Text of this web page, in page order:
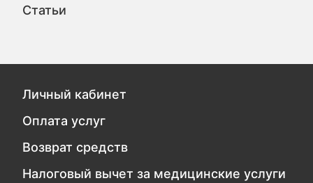
Статьи
Личный кабинет
Оплата услуг
Возврат средств
Налоговый вычет за медицинские услуги